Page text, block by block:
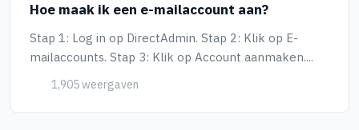
Hoe maak ik een e-mailaccount aan?
Stap 1: Log in op DirectAdmin. Stap 2: Klik op E-
mailaccounts. Stap 3: Klik op Account aanmaken....
1,905 weergaven